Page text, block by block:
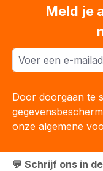
Meld je
Door doorgaan te
onze algemene
💬 Schrijf ons in